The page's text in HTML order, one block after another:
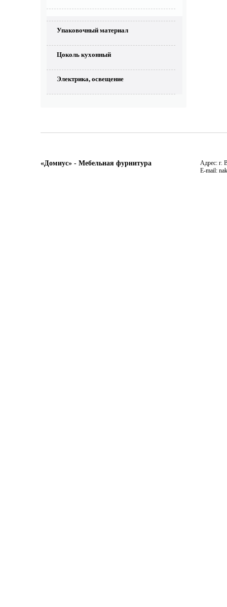
Упаковочный материал
Цоколь кухонный
Электрика, освещение
«Домиус» - Мебельная фурнитура
Адрес: г.
E-mail: